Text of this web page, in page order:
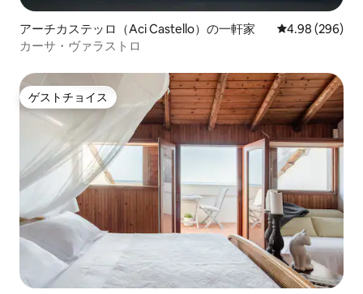
アーチカステッロ（Aci Castello）の一軒家 レビュー296
4.98 (296)
カーサ・ヴァラストロ
ゲストチョイス
ゲストチョイス